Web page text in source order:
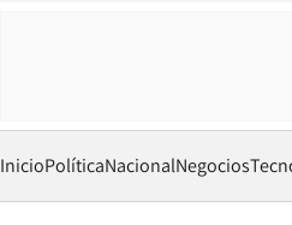
InicioPolíticaNacionalNegocios